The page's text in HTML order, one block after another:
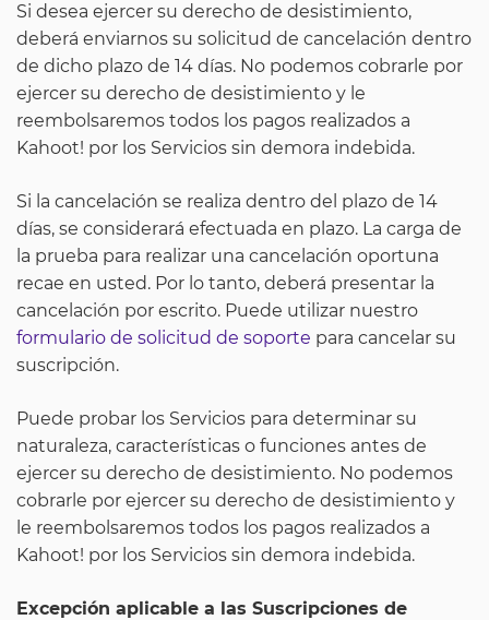
Si desea ejercer su derecho de desistimiento,
deberá enviarnos su solicitud de cancelación dentro
de dicho plazo de 14 días. No podemos cobrarle por
ejercer su derecho de desistimiento y le
reembolsaremos todos los pagos realizados a
Kahoot! por los Servicios sin demora indebida.
Si la cancelación se realiza dentro del plazo de 14
días, se considerará efectuada en plazo. La carga de
la prueba para realizar una cancelación oportuna
recae en usted. Por lo tanto, deberá presentar la
cancelación por escrito. Puede utilizar nuestro
formulario de solicitud de soporte para cancelar su
suscripción.
Puede probar los Servicios para determinar su
naturaleza, características o funciones antes de
ejercer su derecho de desistimiento. No podemos
cobrarle por ejercer su derecho de desistimiento y
le reembolsaremos todos los pagos realizados a
Kahoot! por los Servicios sin demora indebida.
Excepción aplicable a las Suscripciones de